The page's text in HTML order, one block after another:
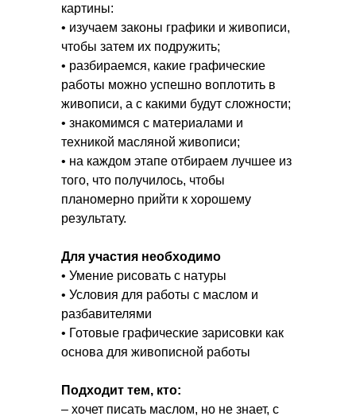
картины:
• изучаем законы графики и живописи,
чтобы затем их подружить;
• разбираемся, какие графические
работы можно успешно воплотить в
живописи, а с какими будут сложности;
• знакомимся с материалами и
техникой масляной живописи;
• на каждом этапе отбираем лучшее из
того, что получилось, чтобы
планомерно прийти к хорошему
результату.
Для участия необходимо
• Умение рисовать с натуры
• Условия для работы с маслом и
разбавителями
• Готовые графические зарисовки как
основа для живописной работы
Подходит тем, кто:
– хочет писать маслом, но не знает, с